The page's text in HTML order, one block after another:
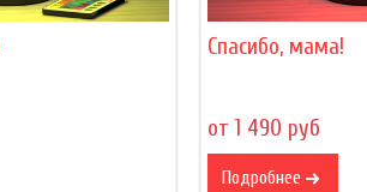
Спасибо, мама!
от 1 490 руб
Подробнее